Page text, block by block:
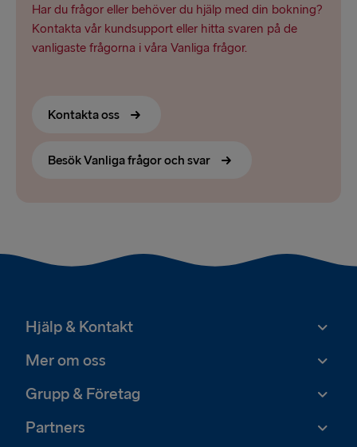
Har du frågor eller behöver du hjälp med din bokning?
Kontakta vår kundsupport eller hitta svaren på de
vanligaste frågorna i våra Vanliga frågor.
Kontakta oss
Besök Vanliga frågor och svar
Hjälp & Kontakt
Mer om oss
Grupp & Företag
Partners